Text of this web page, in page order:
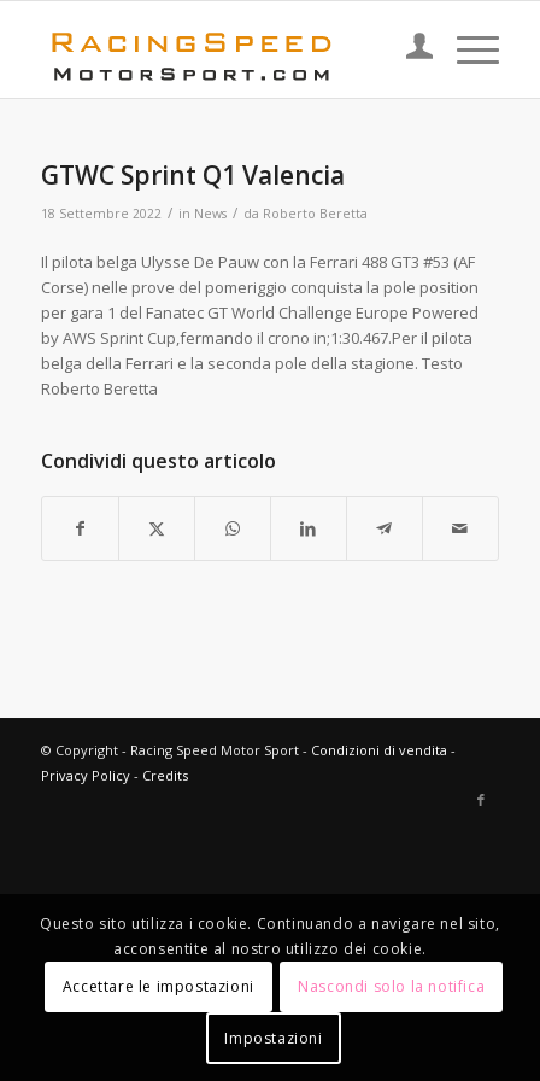
GTWC Sprint Q1 Valencia
18 Settembre 2022 / in News / da Roberto Beretta
Il pilota belga Ulysse De Pauw con la Ferrari 488 GT3 #53 (AF
Corse) nelle prove del pomeriggio conquista la pole position
per gara 1 del Fanatec GT World Challenge Europe Powered
by AWS Sprint Cup,fermando il crono in;1:30.467.Per il pilota
belga della Ferrari e la seconda pole della stagione. Testo
Roberto Beretta
Condividi questo articolo
© Copyright - Racing Speed Motor Sport - Condizioni di vendita -
Privacy Policy- Credits
Questo sito utilizza i cookie. Continuando a navigare nel sito,
acconsentite al nostro utilizzo dei cookie.
Accettare le impostazioni
Nascondi solo la notifica
Impostazioni